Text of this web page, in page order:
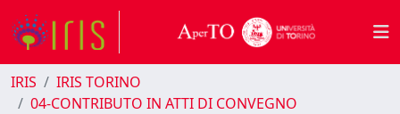
IRIS
IRIS TORINO
04-CONTRIBUTO IN ATTI DI CONVEGNO